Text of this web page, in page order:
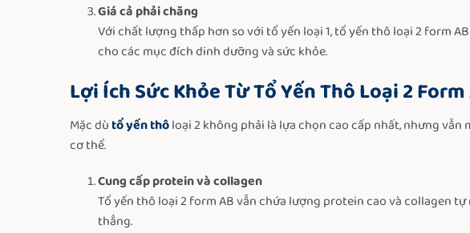
Giá cả phải chăng
Với chất lượng thấp hơn so với tổ yến loại 1, tổ yến thô loại 2 form
cho các mục đích dinh dưỡng và sức khỏe.
Lợi Ích Sức Khỏe Từ Tổ Yến Thô Loại 2 Form
Mặc dù tổ yến thôloại 2 không phải là lựa chọn cao cấp nhất, nhưng
cơ thể.
Cung cấp protein và collagen
Tổ yến thô loại 2 form AB vẫn chứa lượng protein cao và collagen
thẳng.